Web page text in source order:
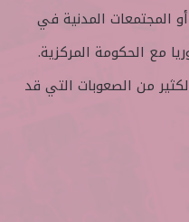
المجتمعات المدنية في
مع الحكومة المركزية.
من الصعوبات التي قد